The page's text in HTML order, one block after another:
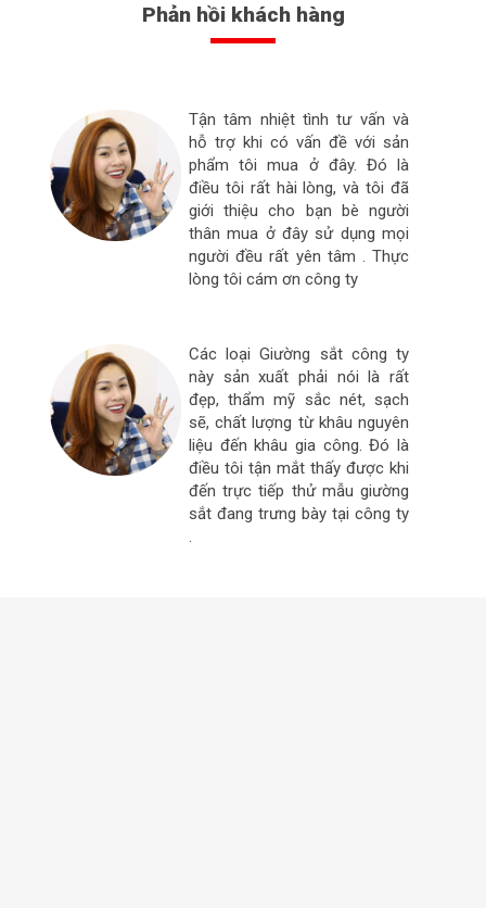
Phản hồi khách hàng
Tận tâm nhiệt tình tư vấn và
hỗ trợ khi có vấn đề với sản
phẩm tôi mua ở đây. Đó là
điều tôi rất hài lòng, và tôi đã
giới thiệu cho bạn bè người
thân mua ở đây sử dụng mọi
người đều rất yên tâm . Thực
lòng tôi cám ơn công ty
Các loại Giường sắt công ty
này sản xuất phải nói là rất
đẹp, thẩm mỹ sắc nét, sạch
sẽ, chất lượng từ khâu nguyên
liệu đến khâu gia công. Đó là
điều tôi tận mắt thấy được khi
đến trực tiếp thử mẫu giường
sắt đang trưng bày tại công ty
.